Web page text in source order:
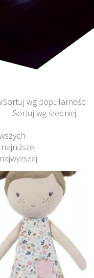
Sortuj wg popularności
Sortuj wg średniej